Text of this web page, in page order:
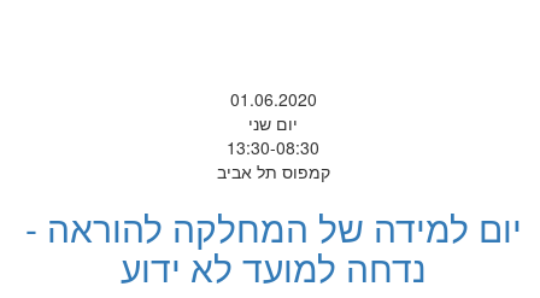
01.06.2020
יום שני
13:30-08:30
קמפוס תל אביב
יום למידה של המחלקה להוראה -
נדחה למועד לא ידוע